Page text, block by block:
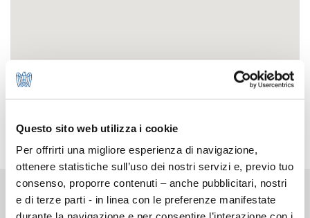
Questo sito web utilizza i cookie
Per offrirti una migliore esperienza di navigazione,
ottenere statistiche sull’uso dei nostri servizi e, previo tuo
consenso, proporre contenuti – anche pubblicitari, nostri
e di terze parti - in linea con le preferenze manifestate
Chi Siamo
La storia